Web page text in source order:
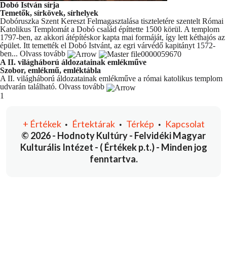
Dobó István sírja
Temetők, sírkövek, sírhelyek
Dobóruszka Szent Kereszt Felmagasztalása tiszteletére szentelt Római
Katolikus Templomát a Dobó család építtette 1500 körül. A templom
1797-ben, az akkori átépítéskor kapta mai formáját, így lett kéthajós az
épület. Itt temették el Dobó Istvánt, az egri várvédő kapitányt 1572-
ben... Olvass tovább
A II. világháború áldozatainak emlékműve
Szobor, emlékmű, emléktábla
A II. világháború áldozatainak emlékműve a római katolikus templom
udvarán található. Olvass tovább
You're currently reading page
1
© 2026 - Hodnoty Kultúry - Felvidéki Magyar
Kulturális Intézet - ( Értékek p.t.) - Minden jog
fenntartva.
+ Értékek • Értektárak• Térkép • Kapcsolat